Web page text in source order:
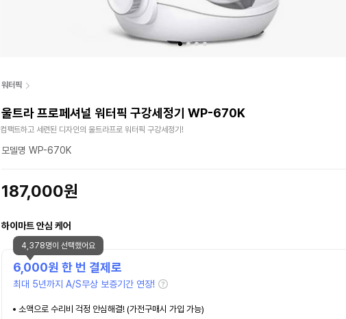
워터픽
울트라 프로페셔널 워터픽 구강세정기 WP-670K
컴팩트하고 세련된 디자인의 울트라프로 워터픽 구강세정기!
모델명 WP-670K
187,000원
하이마트 안심 케어
6,000원 한 번 결제로
최대 5년까지 A/S무상 보증기간 연장!
소액으로 수리비 걱정 안심해결! (가전구매시 가입 가능)
4,378명이 선택했어요